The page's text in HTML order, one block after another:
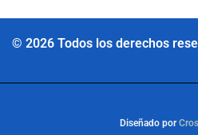
© 2026 Todos los derechos
Diseñado por